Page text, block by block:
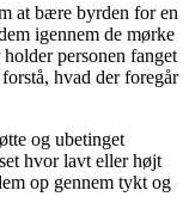
at bære byrden for en
igennem de mørke
personen fanget
hvad der foregår
og ubetinget
hvor lavt eller højt
op gennem tykt og